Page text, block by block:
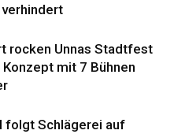
rocken Unnas Stadtfest
mit 7 Bühnen
folgt Schlägerei auf